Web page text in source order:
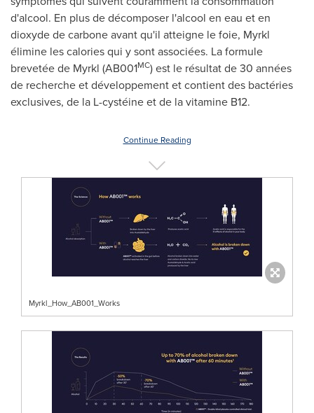
d'alcool. En plus de décomposer l'alcool en eau et en
dioxyde de carbone avant qu'il atteigne le foie, Myrkl
élimine les calories qui y sont associées. La formule
brevetée de Myrkl (AB001MC) est le résultat de 30 années
de recherche et développement et contient des bactéries
exclusives, de la L-cystéine et de la vitamine B12.
Continue Reading
Myrkl_How_AB001_Works